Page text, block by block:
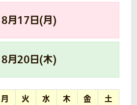
8月17日(月)
8月20日(木)
月 火 水 木 金 土